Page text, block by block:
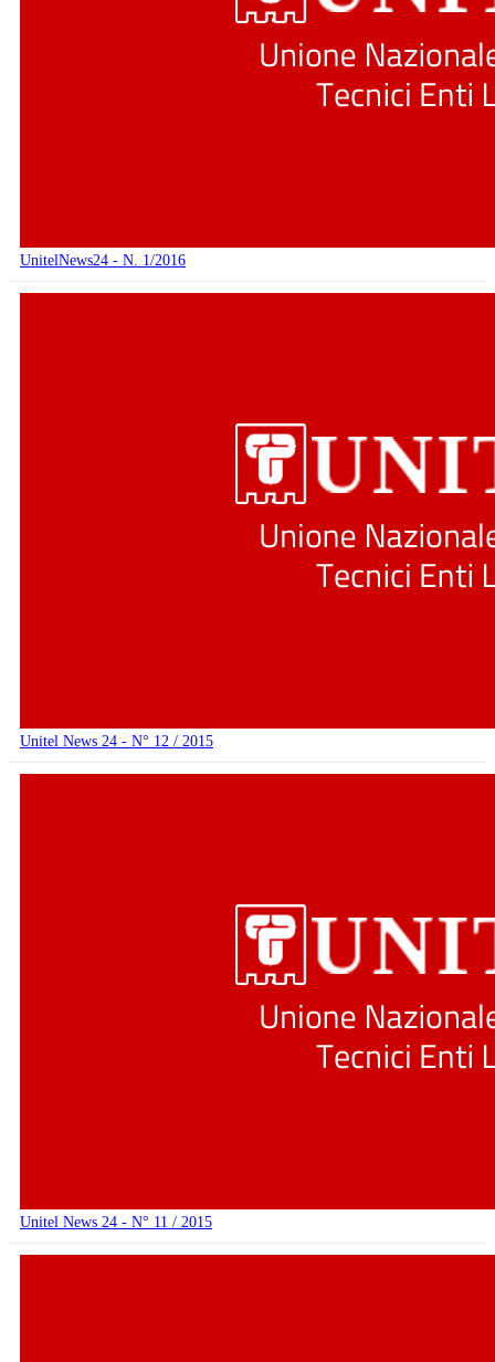
UnitelNews24 - N. 1/2016
Unitel News 24 - N° 12 / 2015
Unitel News 24 - N° 11 / 2015